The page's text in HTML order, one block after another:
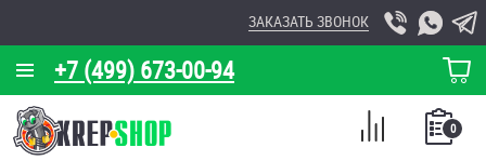
+7 (499) 673-00-94
ЗАКАЗАТЬ ЗВОНОК
КОРЗИНА
О КОМПАНИИ
0